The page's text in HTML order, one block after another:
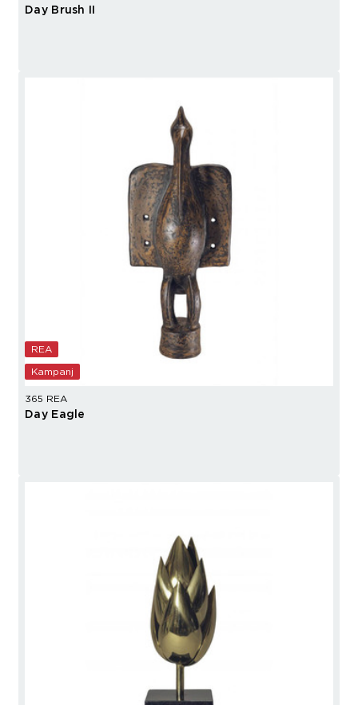
Day Brush II
REA
Kampanj
365 REA
Day Eagle